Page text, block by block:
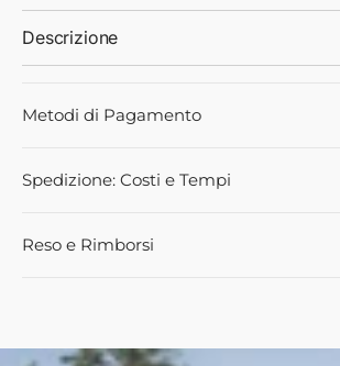
CON
BULBO
6622843A1
CON
6622843A1
Descrizione
Metodi di Pagamento
Spedizione: Costi e Tempi
Reso e Rimborsi